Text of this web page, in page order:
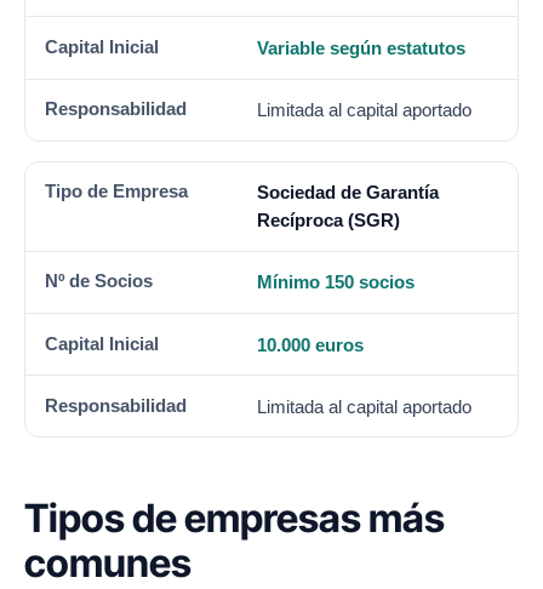
Variable según estatutos
Limitada al capital aportado
Sociedad de Garantía
Recíproca (SGR)
Mínimo 150 socios
10.000 euros
Limitada al capital aportado
Tipos de empresas más
comunes